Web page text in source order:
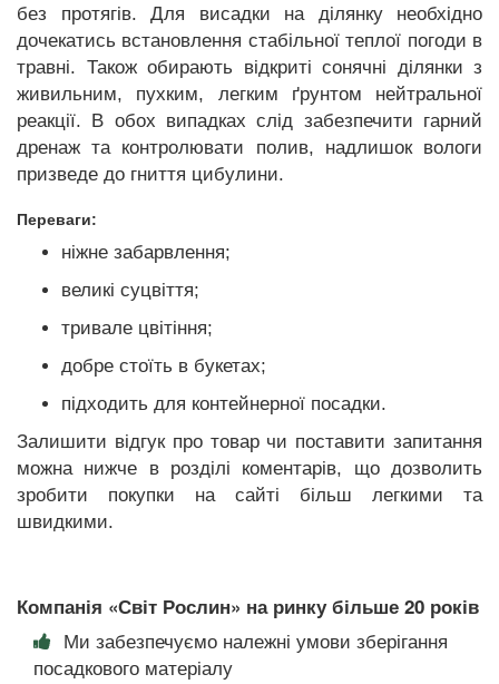
без протягів. Для висадки на ділянку необхідно
дочекатись встановлення стабільної теплої погоди в
травні. Також обирають відкриті сонячні ділянки з
живильним, пухким, легким ґрунтом нейтральної
реакції. В обох випадках слід забезпечити гарний
дренаж та контролювати полив, надлишок вологи
призведе до гниття цибулини.
Переваги:
ніжне забарвлення;
великі суцвіття;
тривале цвітіння;
добре стоїть в букетах;
підходить для контейнерної посадки.
Залишити відгук про товар чи поставити запитання
можна нижче в розділі коментарів, що дозволить
зробити покупки на сайті більш легкими та
швидкими.
Компанія «Світ Рослин» на ринку більше 20 років
Ми забезпечуємо належні умови зберігання
посадкового матеріалу